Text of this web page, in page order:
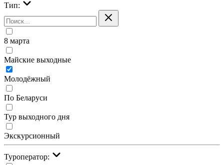
Тип:
8 марта
Майские выходные
Молодёжный
По Беларуси
Тур выходного дня
Экскурсионный
Туроператор: